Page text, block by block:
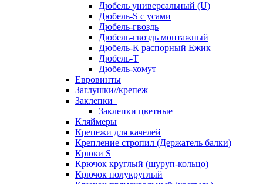
Дюбель универсальный (U)
Дюбель-S с усами
Дюбель-гвоздь
Дюбель-гвоздь монтажный
Дюбель-К распорный Ежик
Дюбель-Т
Дюбель-хомут
Евровинты
Заглушки//крепеж
Заклепки
Заклепки цветные
Кляймеры
Крепежи для качелей
Крепление стропил (Держатель балки)
Крюки S
Крючок круглый (шуруп-кольцо)
Крючок полукруглый